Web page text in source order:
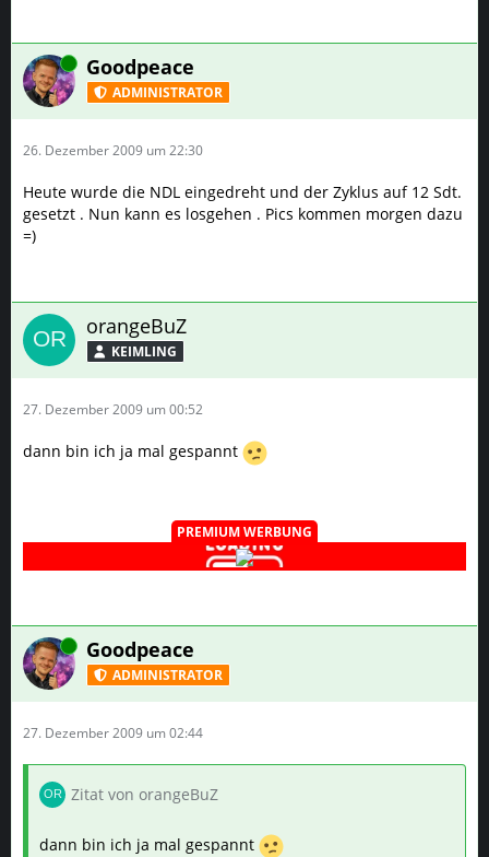
Online Goodpeace
ADMINISTRATOR
26. Dezember 2009 um 22:30
Heute wurde die NDL eingedreht und der Zyklus auf 12 Sdt.
gesetzt . Nun kann es losgehen . Pics kommen morgen dazu
=)
orangeBuZ
KEIMLING
27. Dezember 2009 um 00:52
dann bin ich ja mal gespannt
PREMIUM WERBUNG
Online Goodpeace
ADMINISTRATOR
27. Dezember 2009 um 02:44
Zitat von orangeBuZ
dann bin ich ja mal gespannt